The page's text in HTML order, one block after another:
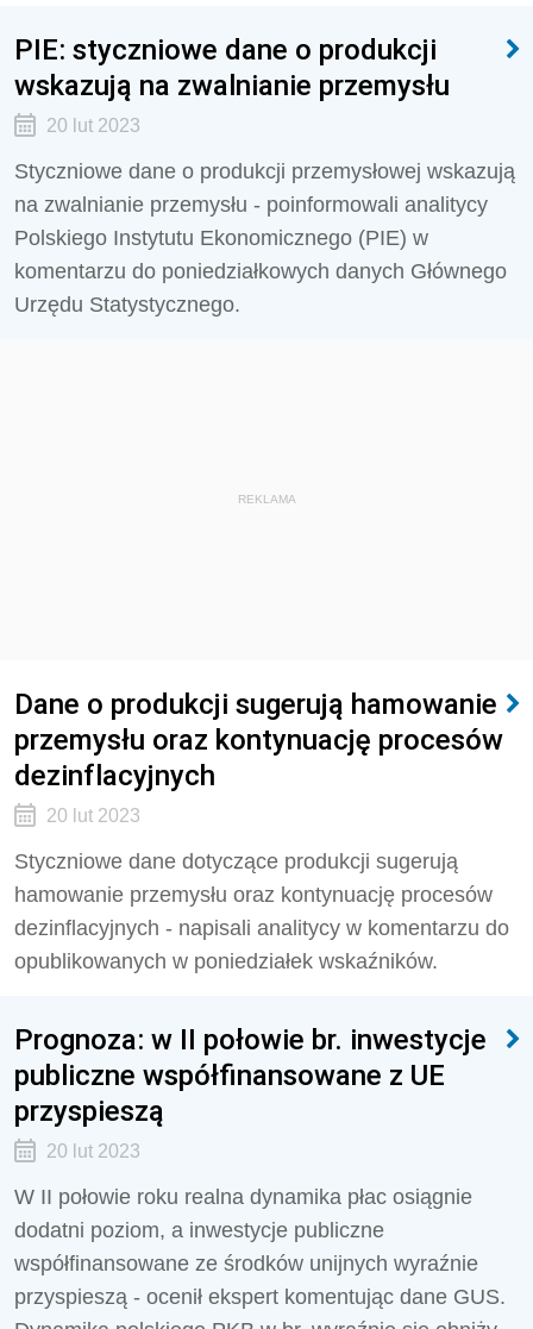
PIE: styczniowe dane o produkcji
wskazują na zwalnianie przemysłu
20 lut 2023
Styczniowe dane o produkcji przemysłowej wskazują
na zwalnianie przemysłu - poinformowali analitycy
Polskiego Instytutu Ekonomicznego (PIE) w
komentarzu do poniedziałkowych danych Głównego
Urzędu Statystycznego.
REKLAMA
Dane o produkcji sugerują hamowanie
przemysłu oraz kontynuację procesów
dezinflacyjnych
20 lut 2023
Styczniowe dane dotyczące produkcji sugerują
hamowanie przemysłu oraz kontynuację procesów
dezinflacyjnych - napisali analitycy w komentarzu do
opublikowanych w poniedziałek wskaźników.
Prognoza: w II połowie br. inwestycje
publiczne współfinansowane z UE
przyspieszą
20 lut 2023
W II połowie roku realna dynamika płac osiągnie
dodatni poziom, a inwestycje publiczne
współfinansowane ze środków unijnych wyraźnie
przyspieszą - ocenił ekspert komentując dane GUS.